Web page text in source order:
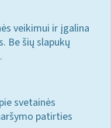
veikimui ir įgalina
Be šių slapukų
svetainės
patirties